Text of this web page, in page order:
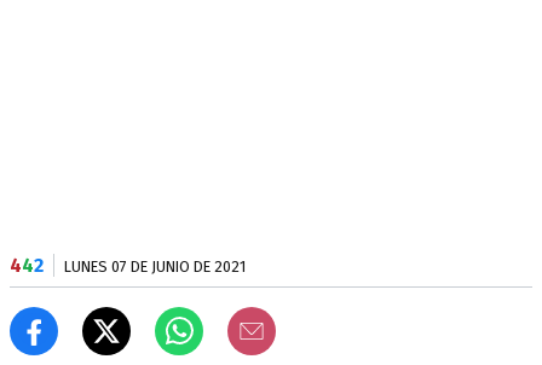
442 LUNES 07 DE JUNIO DE 2021